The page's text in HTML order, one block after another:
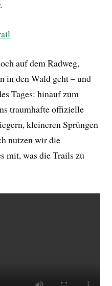
auf dem Radweg,
in den Wald geht – und
Tages: hinauf zum
traumhafte offizielle
kleineren Sprüngen
nutzen wir die
mit, was die Trails zu